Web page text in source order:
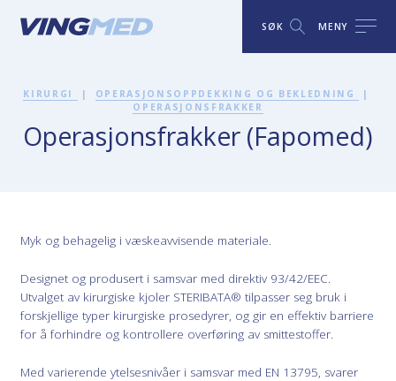
SØK MENY
KIRURGI | OPERASJONSOPPDEKKING OG BEKLEDNING
|
OPERASJONSFRAKKER
Operasjonsfrakker (Fapomed)
Myk og behagelig i væskeavvisende materiale.
Designet og produsert i samsvar med direktiv 93/42/EEC.
Utvalget av kirurgiske kjoler STERIBATA® tilpasser seg bruk i
forskjellige typer kirurgiske prosedyrer, og gir en effektiv barriere
for å forhindre og kontrollere overføring av smittestoffer.
Med varierende ytelsesnivåer i samsvar med EN 13795, svarer